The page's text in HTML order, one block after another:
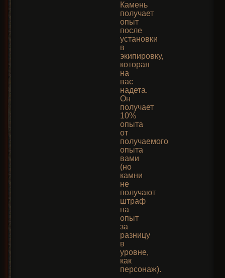
Камень
получает
опыт
после
установки
в
экипировку,
которая
на
вас
надета.
Он
получает
10%
опыта
от
получаемого
опыта
вами
(но
камни
не
получают
штраф
на
опыт
за
разницу
в
уровне,
как
персонаж).